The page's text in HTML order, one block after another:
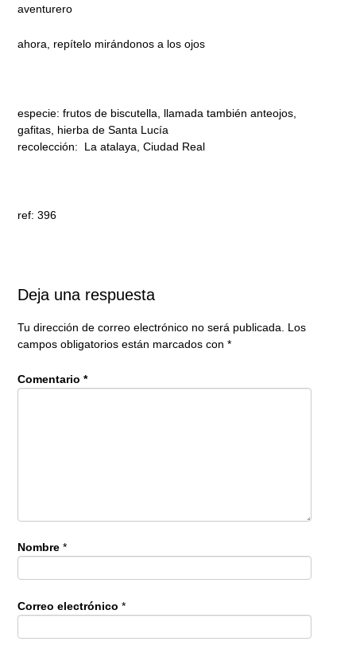
aventurero
ahora, repítelo mirándonos a los ojos
especie: frutos de biscutella, llamada también anteojos,
gafitas, hierba de Santa Lucía
recolección: La atalaya, Ciudad Real
ref: 396
Deja una respuesta
Tu dirección de correo electrónico no será publicada. Los
campos obligatorios están marcados con *
Comentario *
Nombre *
Correo electrónico *